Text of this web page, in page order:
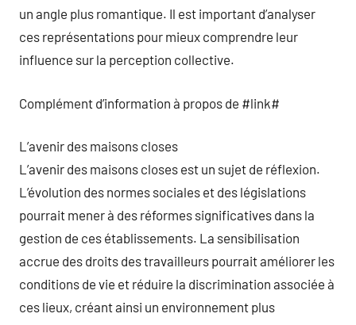
un angle plus romantique. Il est important d’analyser
ces représentations pour mieux comprendre leur
influence sur la perception collective.
Complément d’information à propos de #link#
L’avenir des maisons closes
L’avenir des maisons closes est un sujet de réflexion.
L’évolution des normes sociales et des législations
pourrait mener à des réformes significatives dans la
gestion de ces établissements. La sensibilisation
accrue des droits des travailleurs pourrait améliorer les
conditions de vie et réduire la discrimination associée à
ces lieux, créant ainsi un environnement plus